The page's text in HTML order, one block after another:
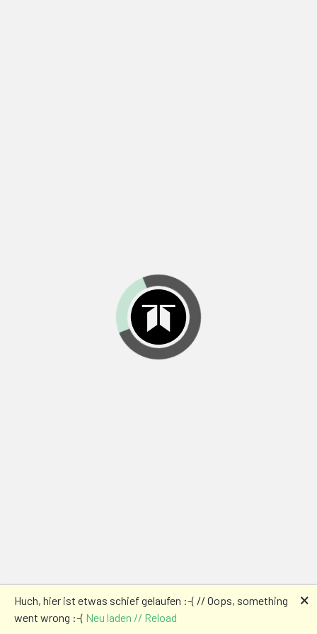
Huch, hier ist etwas schief gelaufen :-( // Oops, something
went wrong :-( Neu laden // Reload
🗙